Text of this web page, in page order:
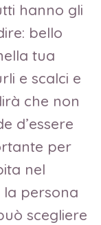
hanno gli
bello
tua
e scalci e
che non
d’essere
per
nel
la persona
scegliere